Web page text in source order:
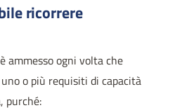
ricorrere
ammesso ogni volta che
o più requisiti di capacità
purché: